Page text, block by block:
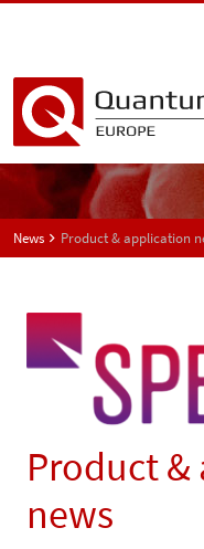
News Product & application
Product
news